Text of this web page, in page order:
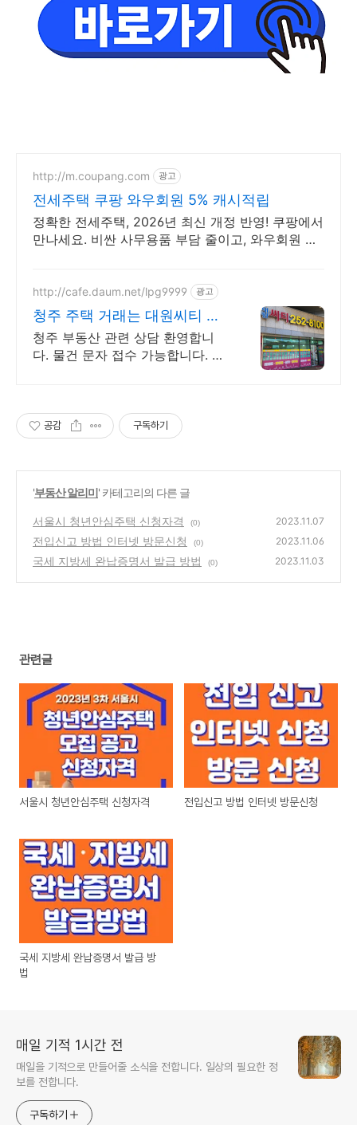
http://m.coupang.com 광고
전세주택 쿠팡 와우회원 5% 캐시적립
정확한 전세주택, 2026년 최신 개정 반영! 쿠팡에서
만나세요. 비싼 사무용품 부담 줄이고, 와우회원 캐
http://cafe.daum.net/lpg9999 광고
청주 주택 거래는 대원씨티 율
량동 부동산 상담환영
청주 부동산 관련 상담 환영합니
다. 물건 문자 접수 가능합니다. 대
공감 구독하기
'부동산 알리미' 카테고리의 다른 글
서울시 청년안심주택 신청자격 (0) 2023.11.07
전입신고 방법 인터넷 방문신청 (0) 2023.11.06
국세 지방세 완납증명서 발급 방법 (0) 2023.11.03
관련글
서울시 청년안심주택 신청자격 전입신고 방법 인터넷 방문신청
국세 지방세 완납증명서 발급 방
법
매일 기적 1시간 전
매일을 기적으로 만들어줄 소식을 전합니다. 일상의 필요한 정
보를 전합니다.
구독하기